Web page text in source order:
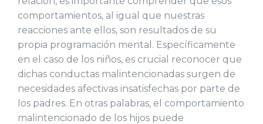
comportamientos, al igual que nuestras
reacciones ante ellos, son resultados de su
propia programación mental. Específicamente
en el caso de los niños, es crucial reconocer que
dichas conductas malintencionadas surgen de
necesidades afectivas insatisfechas por parte de
los padres. En otras palabras, el comportamiento
malintencionado de los hijos puede